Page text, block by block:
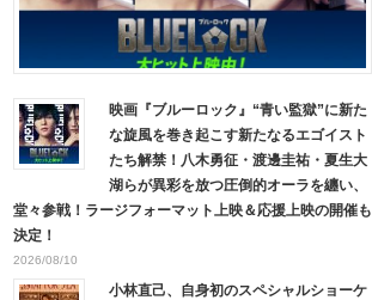
映画『ブルーロック』“青い監獄”に新た
な旋風を巻き起こす新たなるエゴイスト
たち解禁！八木勇征・渡邊圭祐・夏生大
湖らが異彩を放つ圧倒的オーラを纏い、
堂々参戦！ラージフォーマット上映＆応援上映の開催も
決定！
2026/08/10
小林直己、自身初のスペシャルショーケ